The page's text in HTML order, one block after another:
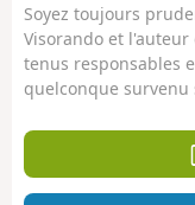
Soyez toujours
Visorando et
tenus responsables
quelconque survenu